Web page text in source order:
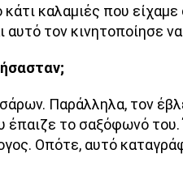
καλαμιές που
αυτό τον κινητοποίησε
ήσασταν;
Παράλληλα, τον
έπαιζε το σαξόφωνό
Οπότε, αυτό